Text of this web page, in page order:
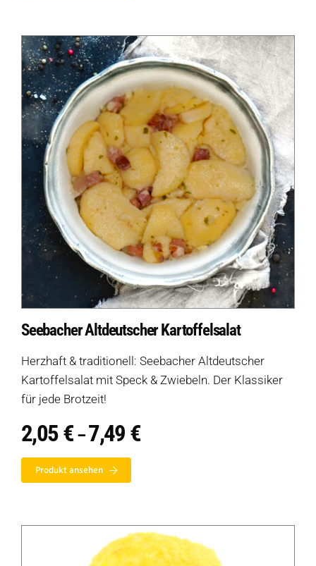
Seebacher Altdeutscher Kartoffelsalat
Herzhaft & traditionell: Seebacher Altdeutscher
Kartoffelsalat mit Speck & Zwiebeln. Der Klassiker
für jede Brotzeit!
2,05€ –7,49 €Preisspanne:
2,05 €
Produkt ansehen